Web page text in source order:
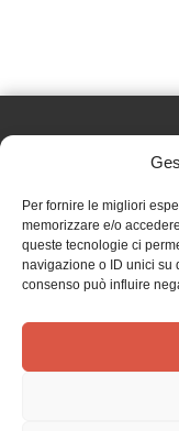
Per fornire le migliori
memorizzare e/o
queste tecnologie ci
navigazione o ID unici su
consenso può influire
Effatà Editrice di
C.F. e P.IVA
Via Tre Denti, 1 -
Telefono: (+39)